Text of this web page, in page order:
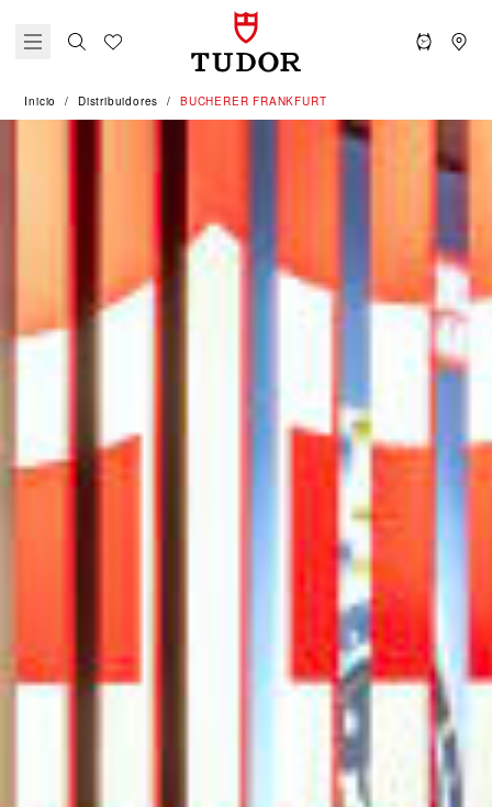
Inicio Distribuidores ‭BUCHERER FRANKFURT‬